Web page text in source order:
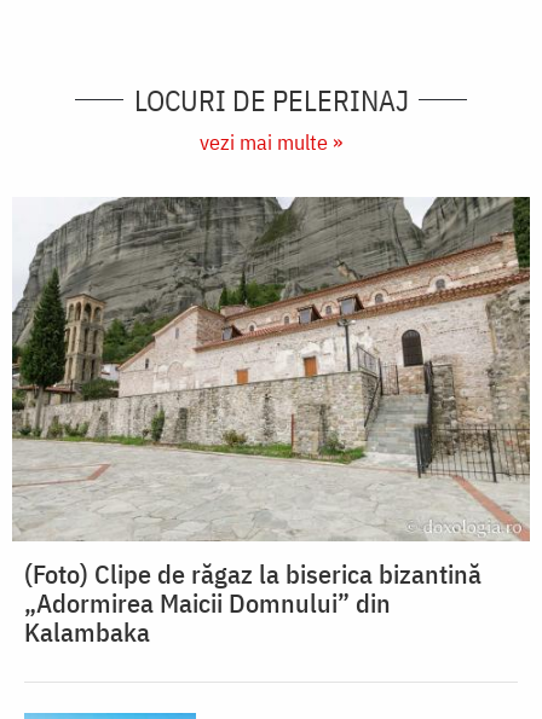
LOCURI DE PELERINAJ
vezi mai multe »
(Foto) Clipe de răgaz la biserica bizantină
„Adormirea Maicii Domnului” din
Kalambaka